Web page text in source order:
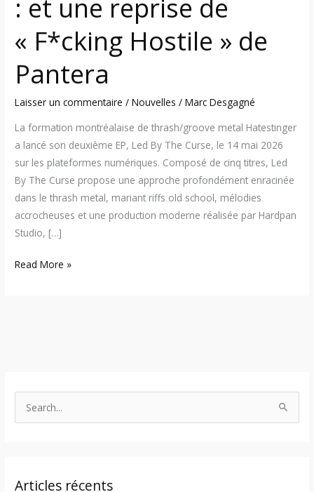
: et une reprise de
« F*cking Hostile » de
Pantera
Laisser un commentaire /Nouvelles /Marc Desgagné
La formation montréalaise de thrash/groove metal Hatestinger
a lancé son deuxième EP, Led By The Curse, le 14 mai 2026
sur les plateformes numériques. Composé de cinq titres, Led
By The Curse propose une approche profondément enracinée
dans le thrash metal, mariant riffs old school, mélodies
accrocheuses et une production moderne réalisée par Hardpan
Studio, […]
de
Hostile »
Pantera
Read More »
c
Articles récents